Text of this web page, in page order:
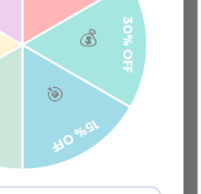
30% OFF
💰
15% OFF
🎯